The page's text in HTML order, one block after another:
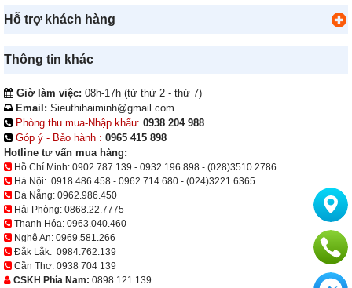
Hỗ trợ khách hàng
Thông tin khác
Giờ làm việc: 08h-17h (từ thứ 2 - thứ 7)
Email: Sieuthihaiminh@gmail.com
Phòng thu mua-Nhập khẩu: 0938 204 988
Góp ý - Bảo hành : 0965 415 898
Hotline tư vấn mua hàng:
Hồ Chí Minh: 0902.787.139 - 0932.196.898 - (028)3510.2786
Hà Nội: 0918.486.458 - 0962.714.680 - (024)3221.6365
Đà Nẵng: 0962.986.450
Hải Phòng: 0868.22.7775
Thanh Hóa: 0963.040.460
Nghệ An: 0969.581.266
Đắk Lắk: 0984.762.139
Cần Thơ: 0938 704 139
CSKH Phía Nam: 0898 121 139